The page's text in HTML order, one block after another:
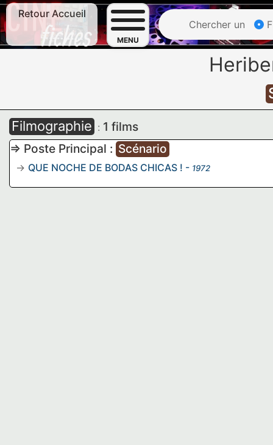
Retour Accueil
MENU
Chercher un
Filmographie : 1 films
=> Poste Principal : Scénario
QUE NOCHE DE BODAS CHICAS ! - 1972